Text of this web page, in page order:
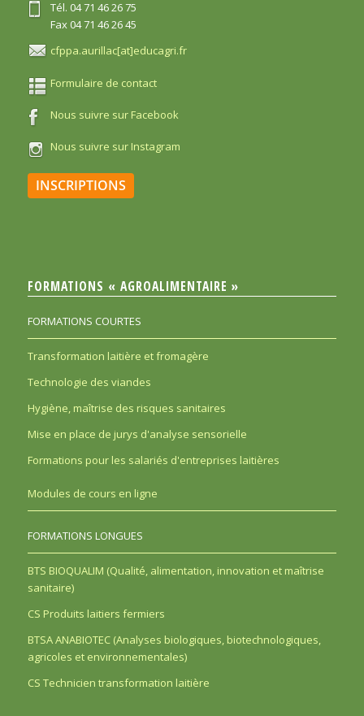
Tél. 04 71 46 26 75
Fax 04 71 46 26 45
cfppa.aurillac[at]educagri.fr
Formulaire de contact
Nous suivre sur Facebook
Nous suivre sur Instagram
INSCRIPTIONS
FORMATIONS « AGROALIMENTAIRE »
FORMATIONS COURTES
Transformation laitière et fromagère
Technologie des viandes
Hygiène, maîtrise des risques sanitaires
Mise en place de jurys d'analyse sensorielle
Formations pour les salariés d'entreprises laitières
Modules de cours en ligne
FORMATIONS LONGUES
BTS BIOQUALIM (Qualité, alimentation, innovation et maîtrise
sanitaire)
CS Produits laitiers fermiers
BTSA ANABIOTEC (Analyses biologiques, biotechnologiques,
agricoles et environnementales)
CS Technicien transformation laitière